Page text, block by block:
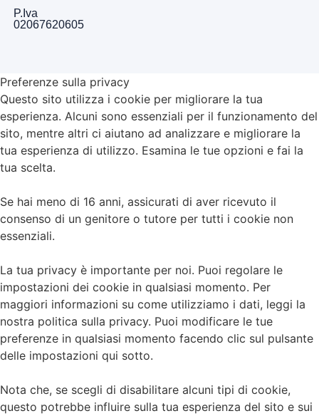
P.Iva
02067620605
Preferenze sulla privacy
Questo sito utilizza i cookie per migliorare la tua
esperienza. Alcuni sono essenziali per il funzionamento del
sito, mentre altri ci aiutano ad analizzare e migliorare la
tua esperienza di utilizzo. Esamina le tue opzioni e fai la
tua scelta.
Se hai meno di 16 anni, assicurati di aver ricevuto il
consenso di un genitore o tutore per tutti i cookie non
essenziali.
La tua privacy è importante per noi. Puoi regolare le
impostazioni dei cookie in qualsiasi momento. Per
maggiori informazioni su come utilizziamo i dati, leggi la
nostra politica sulla privacy. Puoi modificare le tue
preferenze in qualsiasi momento facendo clic sul pulsante
delle impostazioni qui sotto.
Nota che, se scegli di disabilitare alcuni tipi di cookie,
questo potrebbe influire sulla tua esperienza del sito e sui